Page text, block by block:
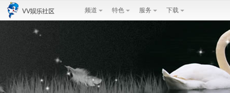
频道 特色 服务 下载